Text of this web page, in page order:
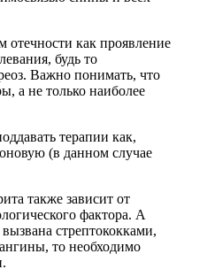
отечности как проявление
будь то
Важно понимать, что
а не только наиболее
терапии как,
(в данном случае
также зависит от
фактора. А
стрептококками,
ангины, то необходимо